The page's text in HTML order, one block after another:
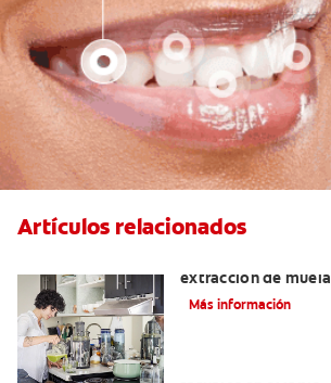
Artículos relacionados
extracción de muela
Más información